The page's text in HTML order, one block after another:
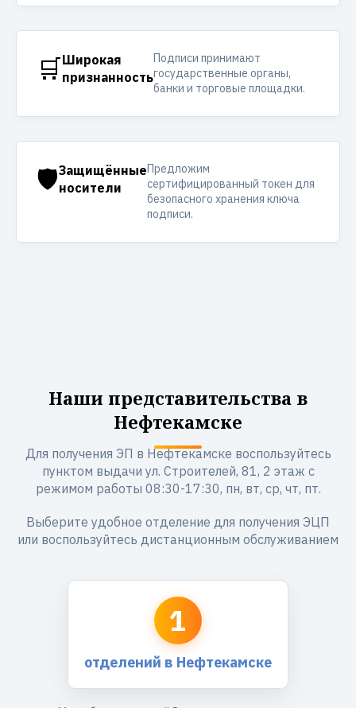
🛒Широкая
признанность
Подписи принимают
государственные органы,
банки и торговые площадки.
🛡️Защищённые
носители
Предложим
сертифицированный токен для
безопасного хранения ключа
подписи.
Наши представительства в
Нефтекамске
Для получения ЭП в Нефтекамске воспользуйтесь
пунктом выдачи ул. Строителей, 81, 2 этаж с
режимом работы 08:30-17:30, пн, вт, ср, чт, пт.
Выберите удобное отделение для получения ЭЦП
или воспользуйтесь дистанционным обслуживанием
1
отделений в Нефтекамске